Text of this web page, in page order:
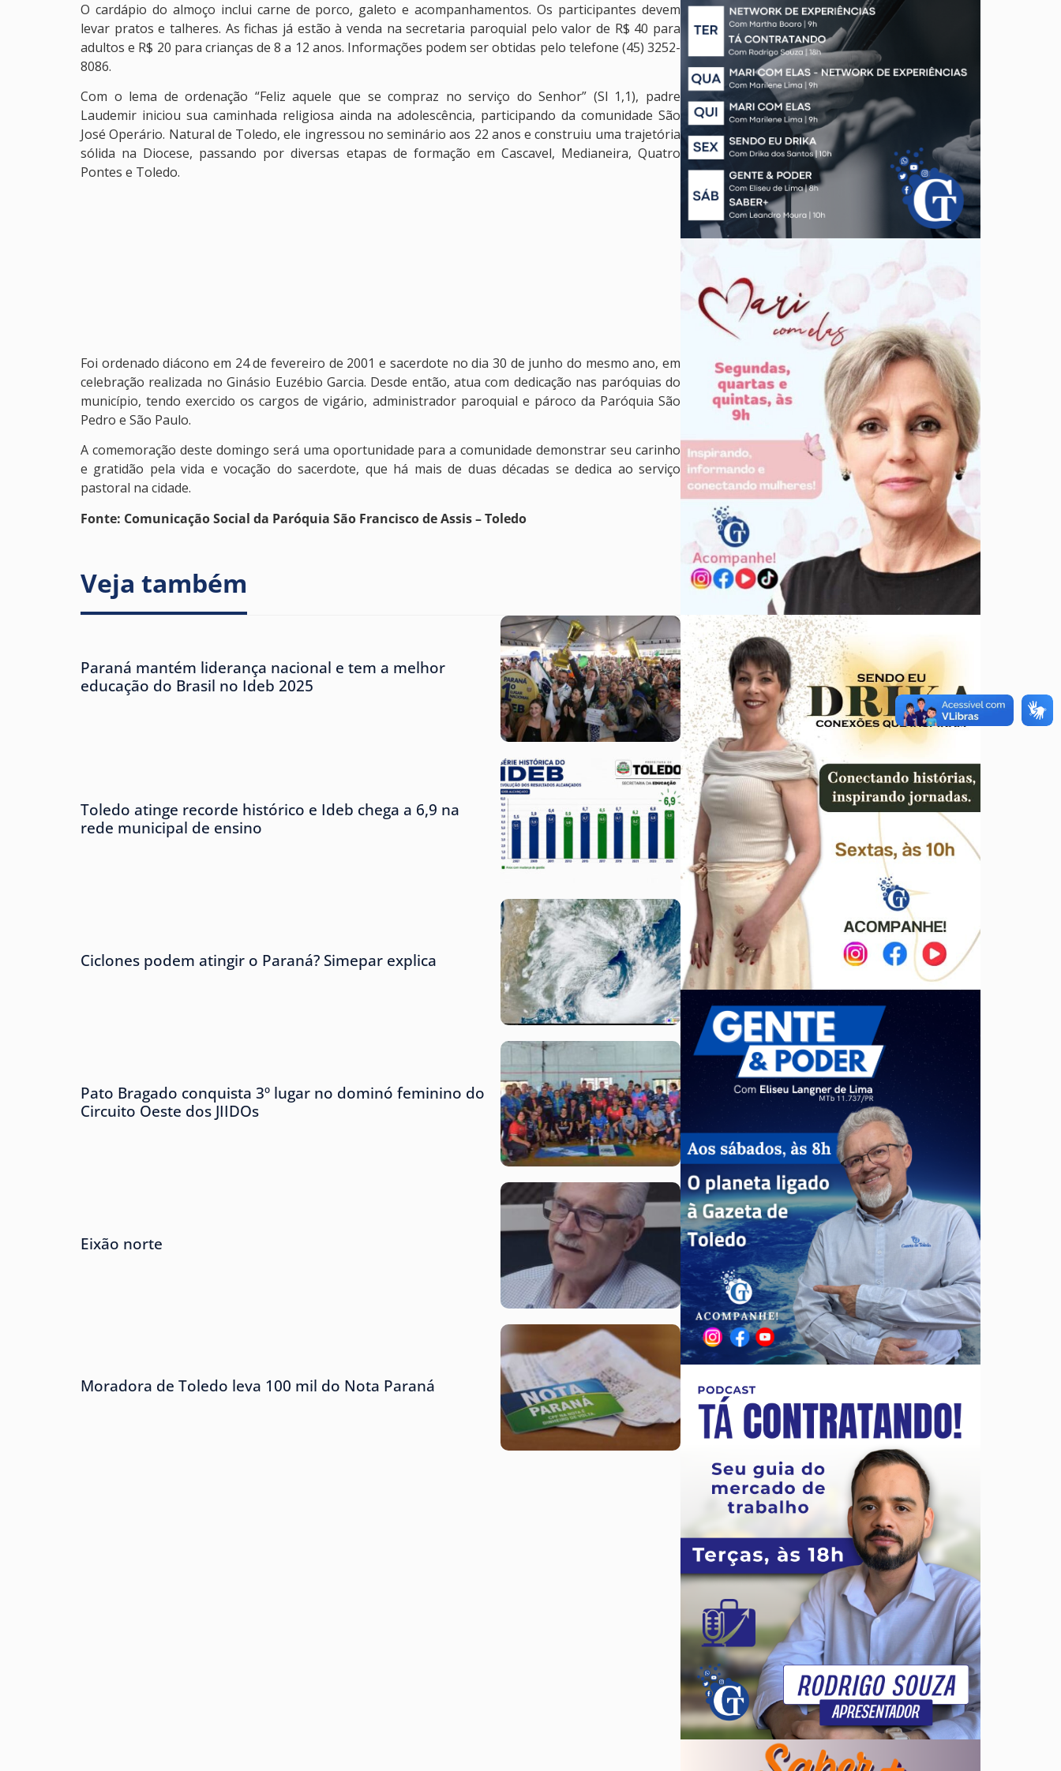
O cardápio do almoço inclui carne de porco, galeto e acompanhamentos. Os participantes devem
levar pratos e talheres. As fichas já estão à venda na secretaria paroquial pelo valor de R$ 40 para
adultos e R$ 20 para crianças de 8 a 12 anos. Informações podem ser obtidas pelo telefone (45) 3252-
8086.
Com o lema de ordenação “Feliz aquele que se compraz no serviço do Senhor” (Sl 1,1), padre
Laudemir iniciou sua caminhada religiosa ainda na adolescência, participando da comunidade São
José Operário. Natural de Toledo, ele ingressou no seminário aos 22 anos e construiu uma trajetória
sólida na Diocese, passando por diversas etapas de formação em Cascavel, Medianeira, Quatro
Pontes e Toledo.
Foi ordenado diácono em 24 de fevereiro de 2001 e sacerdote no dia 30 de junho do mesmo ano, em
celebração realizada no Ginásio Euzébio Garcia. Desde então, atua com dedicação nas paróquias do
município, tendo exercido os cargos de vigário, administrador paroquial e pároco da Paróquia São
Pedro e São Paulo.
A comemoração deste domingo será uma oportunidade para a comunidade demonstrar seu carinho
e gratidão pela vida e vocação do sacerdote, que há mais de duas décadas se dedica ao serviço
pastoral na cidade.
Fonte: Comunicação Social da Paróquia São Francisco de Assis – Toledo
Veja também
Paraná mantém liderança nacional e tem a melhor
educação do Brasil no Ideb 2025
Toledo atinge recorde histórico e Ideb chega a 6,9 na
rede municipal de ensino
Ciclones podem atingir o Paraná? Simepar explica
Pato Bragado conquista 3º lugar no dominó feminino do
Circuito Oeste dos JIIDOs
Eixão norte
Moradora de Toledo leva 100 mil do Nota Paraná